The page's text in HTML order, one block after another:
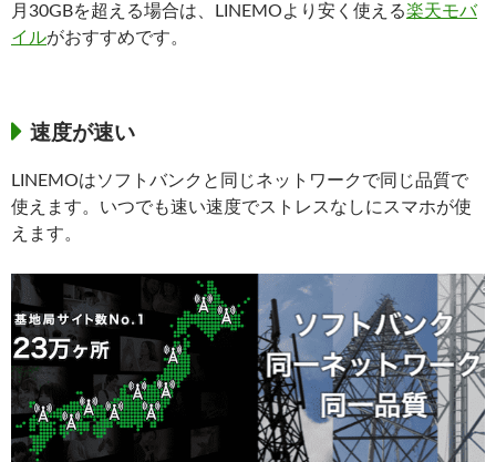
月30GBを超える場合は、LINEMOより安く使える楽天モバ
イルがおすすめです。
速度が速い
LINEMOはソフトバンクと同じネットワークで同じ品質で
使えます。いつでも速い速度でストレスなしにスマホが使
えます。